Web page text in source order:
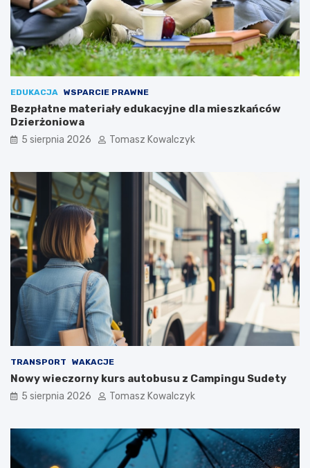
EDUKACJA WSPARCIE PRAWNE
Bezpłatne materiały edukacyjne dla mieszkańców
Dzierżoniowa
5 sierpnia 2026 Tomasz Kowalczyk
TRANSPORT WAKACJE
Nowy wieczorny kurs autobusu z Campingu Sudety
5 sierpnia 2026 Tomasz Kowalczyk